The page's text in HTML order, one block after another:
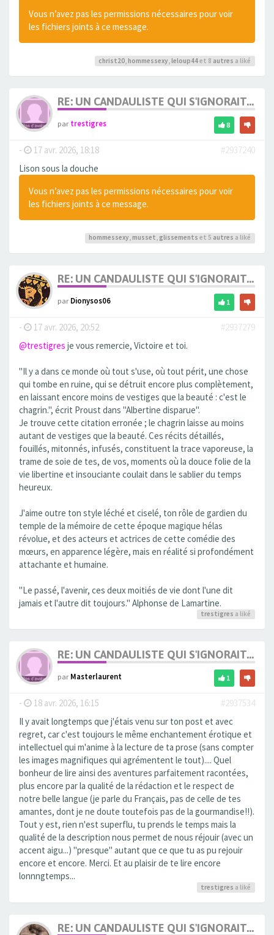
Vous n’avez pas les permissions nécessaires pour voir
les fichiers joints à ce message.
christ20 hommessexy leloup44et 8 autres a liké
RE: UN CANDAULISTE QUI S'IGNORAIT...
partrestigres 8
- 17 avr. 2026, 18:18
#2937240
Lison sous la douche
Vous n’avez pas les permissions nécessaires pour voir
les fichiers joints à ce message.
hommessexy, musset, glissements et 5 autres a liké
RE: UN CANDAULISTE QUI S'IGNORAIT...
parDionysos06 1
- 17 avr. 2026, 20:52
#2937279
@trestigres je vous remercie, Victoire et toi.
"Il y a dans ce monde où tout s'use, où tout périt, une chose
qui tombe en ruine, qui se détruit encore plus complètement,
en laissant encore moins de vestiges que la beauté : c'est le
chagrin.", écrit Proust dans "Albertine disparue".
Je trouve cette citation erronée ; le chagrin laisse au moins
autant de vestiges que la beauté. Ces récits détaillés,
fouillés, mitonnés, infusés, constituent la trace vaporeuse, la
trame de soie de tes, de vos, moments où la douce folie de la
vie libertine et insouciante coulait dans le sablier du temps
heureux.
J'aime outre ton style léché et ciselé, ton rôle de gardien du
temple de la mémoire de cette époque magique hélas
révolue, et des acteurs et actrices de cette comédie des
mœurs, en apparence légère, mais en réalité si profondément
attachante et humaine.
"Le passé, l'avenir, ces deux moitiés de vie dont l'une dit
jamais et l'autre dit toujours." Alphonse de Lamartine.
trestigres a liké
RE: UN CANDAULISTE QUI S'IGNORAIT...
parMasterlaurent 1
- 18 avr. 2026, 16:15
#2937534
Il y avait longtemps que j'étais venu sur ton post et avec
regret, car c'est toujours le même enchantement érotique et
intellectuel qui m'anime à la lecture de ta prose (sans compter
les images magnifiques qui agrémentent le tout).... Quel
bonheur de lire ainsi des aventures parfaitement racontées,
plus encore par la qualité de la rédaction et le respect de
notre belle langue (je parle du Français, pas de celle de tes
amantes, dont je ne doute toutefois pas de la gourmandise!!).
Tout y est, rien n'est superflu, tu prends le temps mais la
qualité de la description nous permet de nous réjouir (avec un
accent aigu...) "presque" autant que ce que tu as pu rejouir
encore et encore. Merci. Et au plaisir de te lire encore
lonnngtemps...
trestigres a liké
RE: UN CANDAULISTE QUI S'IGNORAIT...